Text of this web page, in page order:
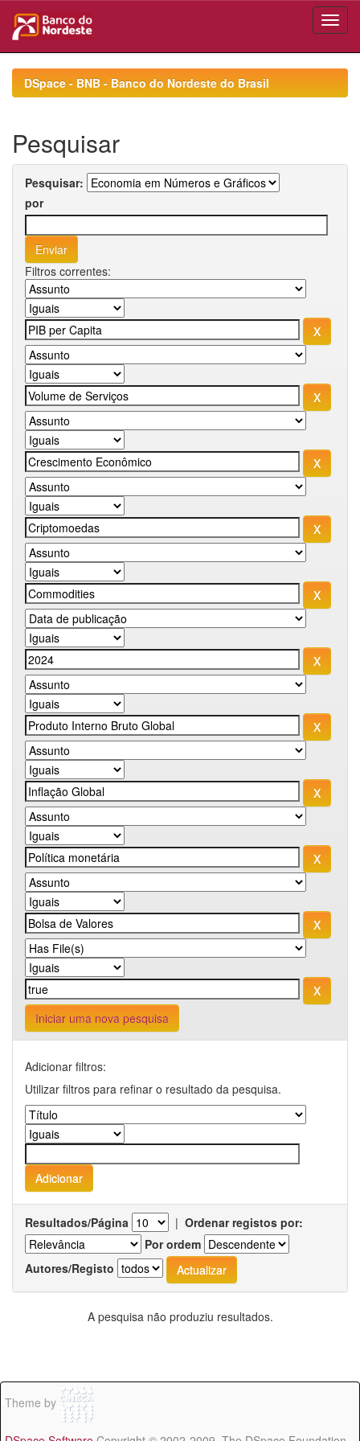
navigationDSpace - BNB - Banco do Nordeste do Brasil
Pesquisar
Pesquisar:
por
Filtros correntes:
Iniciar uma nova pesquisa
Adicionar filtros:
Utilizar filtros para refinar o resultado da pesquisa.
Resultados/Página | Ordenar registos por:
Por ordem
Autores/Registo
A pesquisa não produziu resultados.
Theme by